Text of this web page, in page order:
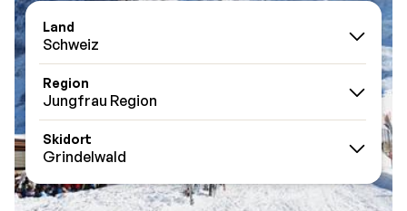
Land
Schweiz
Region
Jungfrau Region
Skidort
Grindelwald